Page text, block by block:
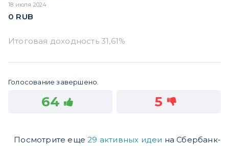
18 июля 2024
0 RUB
Голосование завершено.
64 5
Посмотрите еще29 активных идеи на Сбербанк-